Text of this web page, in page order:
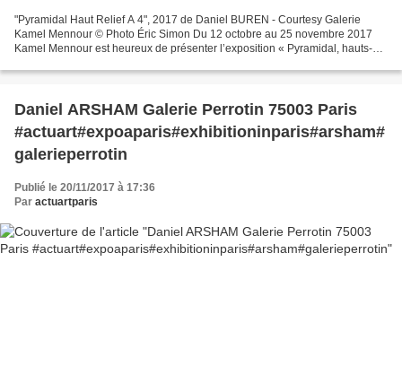
"Pyramidal Haut Relief A 4", 2017 de Daniel BUREN - Courtesy Galerie
Kamel Mennour © Photo Éric Simon Du 12 octobre au 25 novembre 2017
Kamel Mennour est heureux de présenter l’exposition « Pyramidal, hauts-
Daniel ARSHAM Galerie Perrotin 75003 Paris
#actuart#expoaparis#exhibitioninparis#arsham#
galerieperrotin
Publié le 20/11/2017 à 17:36
Par actuartparis